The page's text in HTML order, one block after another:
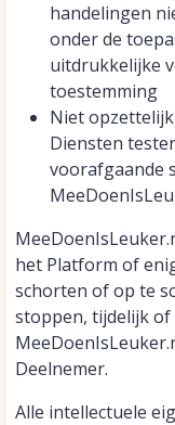
handelingen
onder de
uitdrukkelijke
toestemming
Niet
Diensten
voorafgaande
het Platform of
schorten of op te
stoppen, tijdelijk
Deelnemer.
Alle intellectuele